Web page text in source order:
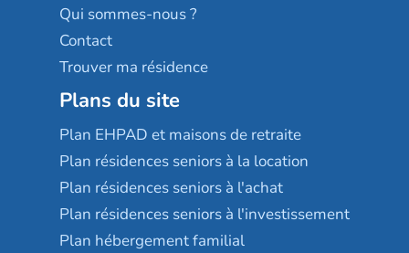
Qui sommes-nous ?
Contact
Trouver ma résidence
Plans du site
Plan EHPAD et maisons de retraite
Plan résidences seniors à la location
Plan résidences seniors à l'achat
Plan résidences seniors à l'investissement
Plan hébergement familial